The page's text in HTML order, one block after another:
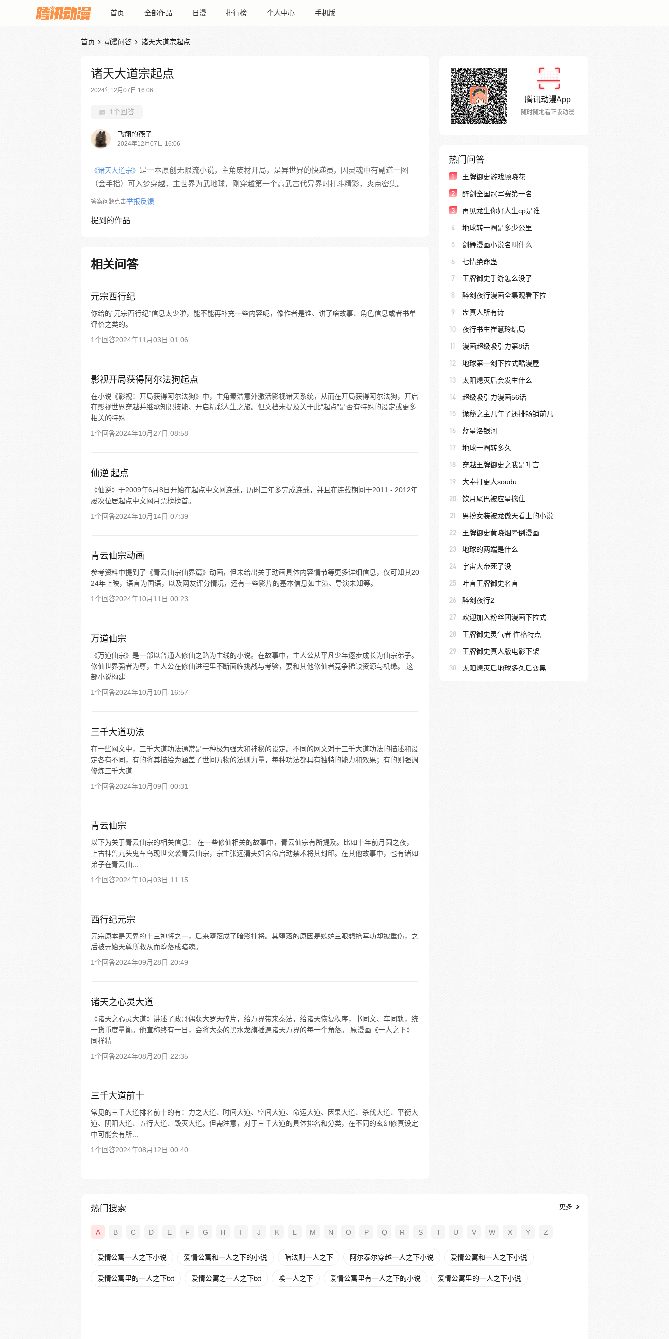
首页 全部作品 日漫 排行榜 个人中心 手机版
首页  动漫问答  诸天大道宗起点
诸天大道宗起点
2024年12月07日 16:06
1个回答
飞翔的燕子
2024年12月07日 16:06
《诸天大道宗》 是一本原创无限流小说，主角废材开局，是异世界的快递员，因灵魂中有副道一图
（金手指）可入梦穿越，主世界为武地球，刚穿越第一个高武古代异界时打斗精彩，爽点密集。
答案问题点击举报反馈
提到的作品
相关问答
元宗西行纪
你给的“元宗西行纪”信息太少啦，能不能再补充一些内容呢，像作者是谁、讲了啥故事、角色信息或者书单
评价之类的。
1个回答2024年11月03日 01:06
影视开局获得阿尔法狗起点
在小说《影视：开局获得阿尔法狗》中，主角秦浩意外激活影视诸天系统，从而在开局获得阿尔法狗，开启
在影视世界穿越并继承知识技能、开启精彩人生之旅。但文档未提及关于此“起点”是否有特殊的设定或更多
相关的特殊...
1个回答2024年10月27日 08:58
仙逆 起点
《仙逆》于2009年6月8日开始在起点中文网连载，历时三年多完成连载，并且在连载期间于2011 - 2012年
屡次位居起点中文网月票榜榜首。
1个回答2024年10月14日 07:39
青云仙宗动画
参考资料中提到了《青云仙宗仙界篇》动画，但未给出关于动画具体内容情节等更多详细信息，仅可知其20
24年上映，语言为国语，以及网友评分情况，还有一些影片的基本信息如主演、导演未知等。
1个回答2024年10月11日 00:23
万道仙宗
《万道仙宗》是一部以普通人修仙之路为主线的小说。在故事中，主人公从平凡少年逐步成长为仙宗弟子。
修仙世界强者为尊，主人公在修仙进程里不断面临挑战与考验，要和其他修仙者竞争稀缺资源与机缘。 这
部小说构建...
1个回答2024年10月10日 16:57
三千大道功法
在一些网文中，三千大道功法通常是一种极为强大和神秘的设定。不同的网文对于三千大道功法的描述和设
定各有不同，有的将其描绘为涵盖了世间万物的法则力量，每种功法都具有独特的能力和效果；有的则强调
修炼三千大道...
1个回答2024年10月09日 00:31
青云仙宗
以下为关于青云仙宗的相关信息： 在一些修仙相关的故事中，青云仙宗有所提及。比如十年前月圆之夜，
上古神兽九头鬼车鸟现世突袭青云仙宗，宗主张远清夫妇舍命启动禁术将其封印。在其他故事中，也有诸如
弟子在青云仙...
1个回答2024年10月03日 11:15
西行纪元宗
元宗原本是天界的十三神将之一，后来堕落成了暗影神将。其堕落的原因是嫉妒三眼想抢军功却被重伤，之
后被元始天尊所救从而堕落成暗魂。
1个回答2024年09月28日 20:49
诸天之心灵大道
《诸天之心灵大道》讲述了政哥偶获大罗天碎片，给万界带来秦法，给诸天恢复秩序，书同文、车同轨，统
一货币度量衡。他宣称终有一日，会将大秦的黑水龙旗插遍诸天万界的每一个角落。 原漫画《一人之下》
同样精...
1个回答2024年08月20日 22:35
三千大道前十
常见的三千大道排名前十的有：力之大道、时间大道、空间大道、命运大道、因果大道、杀伐大道、平衡大
道、阴阳大道、五行大道、毁灭大道。但需注意，对于三千大道的具体排名和分类，在不同的玄幻修真设定
中可能会有所...
1个回答2024年08月12日 00:40
腾讯动漫App
随时随地看正版动漫
热门问答
1 王牌御史游戏顾晓花
2 醉剑全国冠军赛第一名
3 再见龙生你好人生cp是谁
4 地球转一圈是多少公里
5 剑舞漫画小说名叫什么
6 七情绝命蛊
7 王牌御史手游怎么没了
8 醉剑夜行漫画全集观看下拉
9 盅真人所有诗
10 夜行书生崔慧玲结局
11 漫画超级吸引力第8话
12 地球第一剑下拉式酷漫屋
13 太阳熄灭后会发生什么
14 超级吸引力漫画56话
15 诡秘之主几年了还排畅销前几
16 蓝星洛银河
17 地球一圈转多久
18 穿越王牌御史之我是叶言
19 大奉打更人soudu
20 饮月尾巴被应星擒住
21 男扮女装被龙傲天看上的小说
22 王牌御史黄晓烟晕倒漫画
23 地球的两端是什么
24 宇宙大帝死了没
25 叶言王牌御史名言
26 醉剑夜行2
27 欢迎加入粉丝团漫画下拉式
28 王牌御史灵气者 性格特点
29 王牌御史真人版电影下架
30 太阳熄灭后地球多久后变黑
热门搜索 更多
A B C D E F G H I J K L M N O P Q R S T U V W X Y Z
爱情公寓一人之下小说 爱情公寓和一人之下的小说 暗法则一人之下 阿尔泰尔穿越一人之下小说 爱情公寓和一人之下小说
爱情公寓里的一人之下txt 爱情公寓之一人之下txt 唉一人之下 爱情公寓里有一人之下的小说 爱情公寓里的一人之下小说